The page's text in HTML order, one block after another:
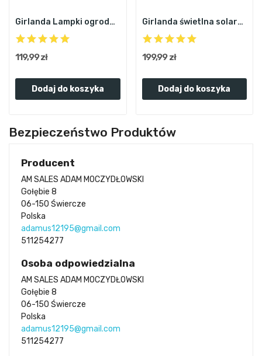
Girlanda Lampki ogrodowe 11,7m 30+2sztuk LED IP44
119,99 zł
Dodaj do koszyka
Girlanda świetlna solarna lampki ogrodowe 12m...
199,99 zł
Dodaj do koszyka
Bezpieczeństwo Produktów
Producent
AM SALES ADAM MOCZYDŁOWSKI
Gołębie 8
06-150 Świercze
Polska
adamus12195@gmail.com
511254277
Osoba odpowiedzialna
AM SALES ADAM MOCZYDŁOWSKI
Gołębie 8
06-150 Świercze
Polska
adamus12195@gmail.com
511254277